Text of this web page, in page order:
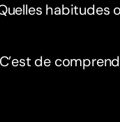
habitudes
de